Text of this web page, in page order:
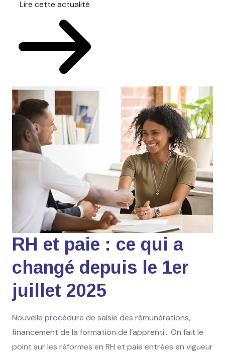
Lire cette actualité
RH et paie : ce qui a
changé depuis le 1er
juillet 2025
Nouvelle procédure de saisie des rémunérations,
financement de la formation de l’apprenti… On fait le
point sur les réformes en RH et paie entrées en vigueur